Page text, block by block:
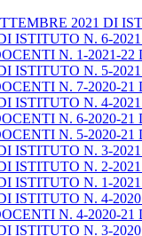
2021 DI
N. 6-2021
N. 1-2021-22
N. 5-
N. 7-2020-21
N. 4-2021
N. 6-2020-21
N. 5-2020-21
N. 3-2021
N. 2-
N. 1-2021
N. 4-
N. 4-2020-21
N. 3-